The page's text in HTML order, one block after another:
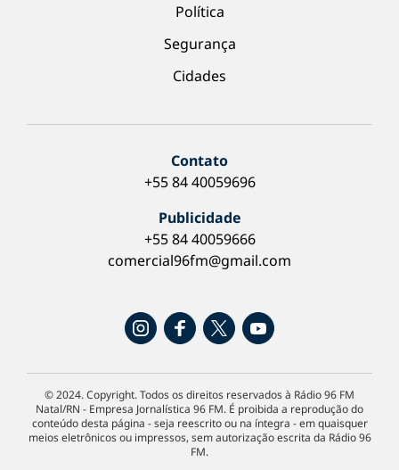
Política
Segurança
Cidades
Contato
+55 84 40059696
Publicidade
+55 84 40059666
comercial96fm@gmail.com
© 2024. Copyright. Todos os direitos reservados à Rádio 96 FM
Natal/RN - Empresa Jornalística 96 FM. É proibida a reprodução do
conteúdo desta página - seja reescrito ou na íntegra - em quaisquer
meios eletrônicos ou impressos, sem autorização escrita da Rádio 96
FM.